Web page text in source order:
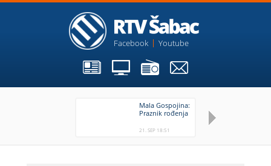
Facebook Youtube
Mala Gospojina:
Praznik rođenja
21. SEP 18:51